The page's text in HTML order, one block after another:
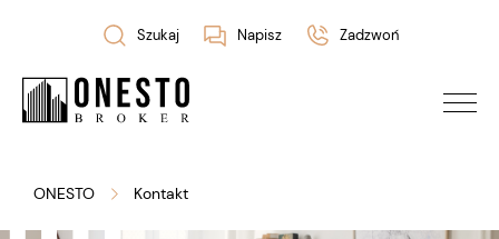
Szukaj Napisz Zadzwoń
ONESTO Kontakt